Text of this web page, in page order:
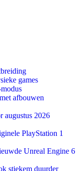
games
afbouwen
augustus 2026
PlayStation 1
Unreal Engine 6
stiekem duurder